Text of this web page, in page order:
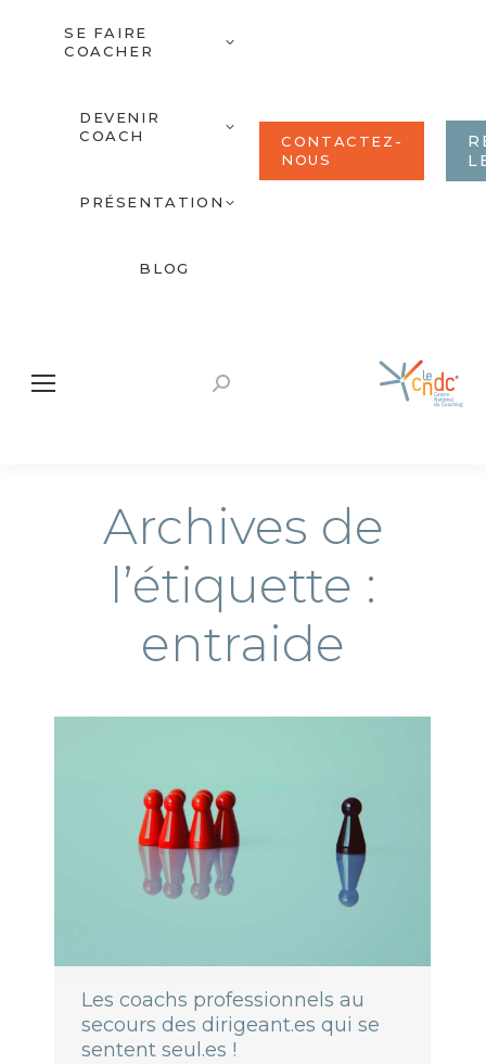
SE FAIRE
COACHER
DEVENIR
COACH
PRÉSENTATION
BLOG
CONTACTEZ-
NOUS
Recherche
Archives de
l’étiquette :
entraide
Les coachs professionnels au
secours des dirigeant.es qui se
sentent seul.es !